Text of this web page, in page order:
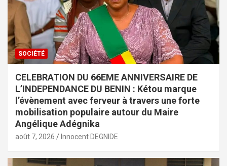
SOCIÉTÉ
CELEBRATION DU 66EME ANNIVERSAIRE DE
L’INDEPENDANCE DU BENIN : Kétou marque
l’évènement avec ferveur à travers une forte
mobilisation populaire autour du Maire
Angélique Adégnika
août 7, 2026 Innocent DEGNIDE